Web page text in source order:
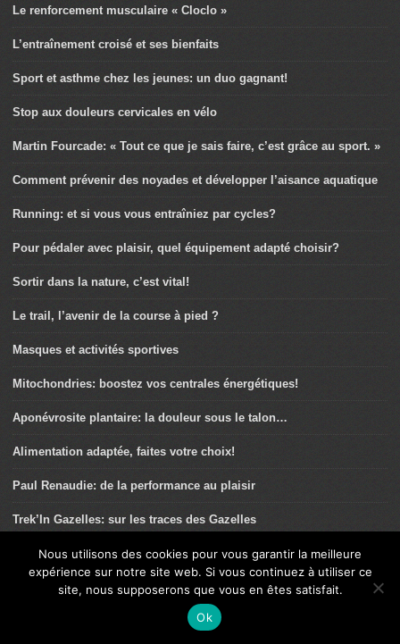
Le renforcement musculaire « Cloclo »
L’entraînement croisé et ses bienfaits
Sport et asthme chez les jeunes: un duo gagnant!
Stop aux douleurs cervicales en vélo
Martin Fourcade: « Tout ce que je sais faire, c’est grâce au sport. »
Comment prévenir des noyades et développer l’aisance aquatique
Running: et si vous vous entraîniez par cycles?
Pour pédaler avec plaisir, quel équipement adapté choisir?
Sortir dans la nature, c’est vital!
Le trail, l’avenir de la course à pied ?
Masques et activités sportives
Mitochondries: boostez vos centrales énergétiques!
Aponévrosite plantaire: la douleur sous le talon…
Alimentation adaptée, faites votre choix!
Paul Renaudie: de la performance au plaisir
Trek’In Gazelles: sur les traces des Gazelles
Pascal Pich: « J’ai besoin de me fixer des objectifs de dingos! »
30/30 sur elliptique: la séance anti-blessure
Hyperthermie d’effort: comment l’éviter?
Nous utilisons des cookies pour vous garantir la meilleure
expérience sur notre site web. Si vous continuez à utiliser ce
site, nous supposerons que vous en êtes satisfait.
Ok